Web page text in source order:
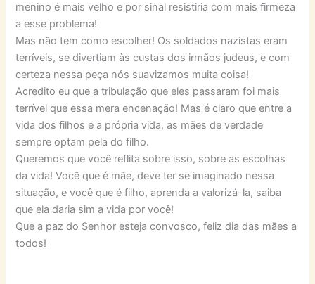
menino é mais velho e por sinal resistiria com mais firmeza
a esse problema!
Mas não tem como escolher! Os soldados nazistas eram
terríveis, se divertiam às custas dos irmãos judeus, e com
certeza nessa peça nós suavizamos muita coisa!
Acredito eu que a tribulação que eles passaram foi mais
terrível que essa mera encenação! Mas é claro que entre a
vida dos filhos e a própria vida, as mães de verdade
sempre optam pela do filho.
Queremos que você reflita sobre isso, sobre as escolhas
da vida! Você que é mãe, deve ter se imaginado nessa
situação, e você que é filho, aprenda a valorizá-la, saiba
que ela daria sim a vida por você!
Que a paz do Senhor esteja convosco, feliz dia das mães a
todos!